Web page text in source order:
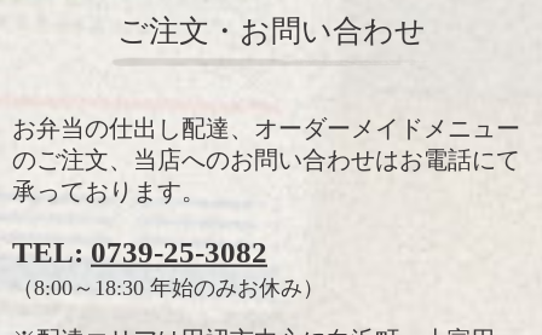
ご注文・お問い合わせ
お弁当の仕出し配達、オーダーメイドメニュー
のご注文、当店へのお問い合わせはお電話にて
承っております。
TEL: 0739-25-3082
（8:00～18:30 年始のみお休み）